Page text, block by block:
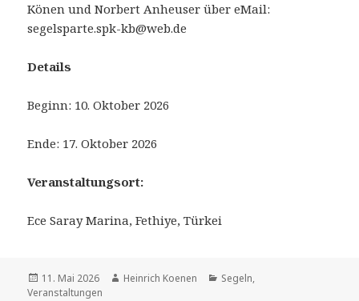
Könen und Norbert Anheuser über eMail:
segelsparte.spk-kb@web.de
Details
Beginn: 10. Oktober 2026
Ende: 17. Oktober 2026
Veranstaltungsort:
Ece Saray Marina, Fethiye, Türkei
Veröffentlicht
am
11. Mai 2026 Autor
Heinrich Koenen Kategorien
Segeln,
Veranstaltungen